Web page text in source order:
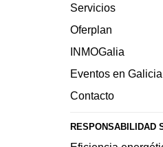
Servicios
Oferplan
INMOGalia
Eventos en Galicia
Contacto
RESPONSABILIDAD